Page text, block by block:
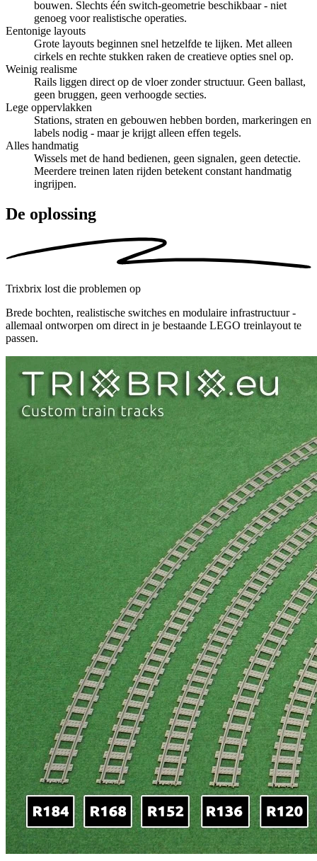
bouwen. Slechts één switch-geometrie beschikbaar - niet
genoeg voor realistische operaties.
Eentonige layouts
Grote layouts beginnen snel hetzelfde te lijken. Met alleen
cirkels en rechte stukken raken de creatieve opties snel op.
Weinig realisme
Rails liggen direct op de vloerzonder structuur. Geen ballast,
geen bruggen, geen verhoogde secties.
Lege oppervlakken
Stations, straten en gebouwen hebben borden, markeringen en
labels nodig - maar je krijgt alleen effen tegels.
Alles handmatig
Wissels met de hand bedienen, geen signalen, geen detectie.
Meerdere treinen laten rijden betekent constant handmatig
ingrijpen.
De oplossing
Trixbrix lost die problemen op
Brede bochten, realistische switches en modulaire infrastructuur -
allemaal ontworpen om direct in je bestaande LEGO treinlayout te
passen.